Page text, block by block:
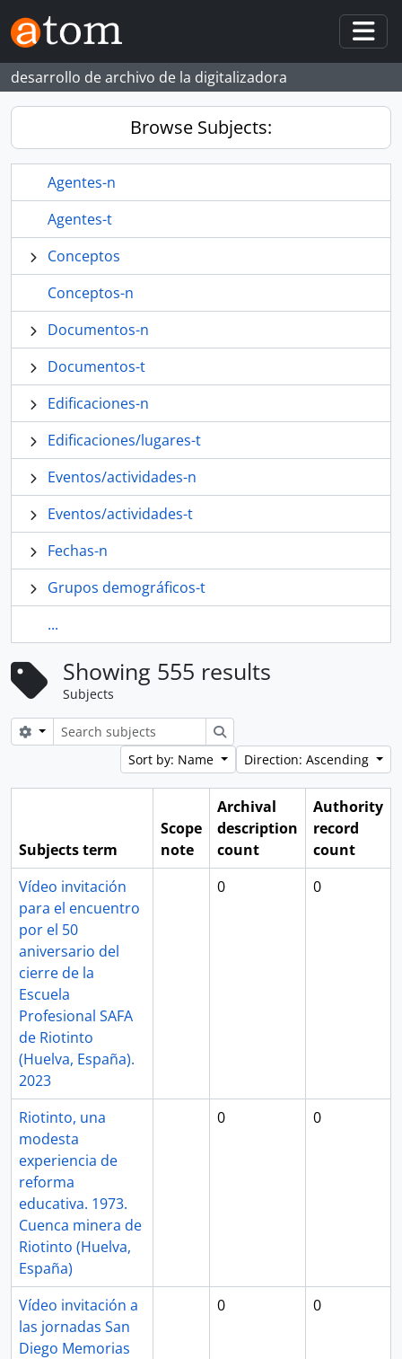
Skip to main content
desarrollo de archivo de la digitalizadora
Browse Subjects:
Agentes-n
Agentes-t
Conceptos
Conceptos-n
Documentos-n
Documentos-t
Edificaciones-n
Edificaciones/lugares-t
Eventos/actividades-n
Eventos/actividades-t
Fechas-n
Grupos demográficos-t
...
Showing 555 results
Subjects
Search options
Search
Sort by: Name
Direction: Ascending
Subjects term
Scope
note
Archival
description
count
Authority
record
count
Vídeo invitación
para el encuentro
por el 50
aniversario del
cierre de la
Escuela
Profesional SAFA
de Riotinto
(Huelva, España).
2023
0 0
Riotinto, una
modesta
experiencia de
reforma
educativa. 1973.
Cuenca minera de
Riotinto (Huelva,
España)
0 0
Vídeo invitación a
las jornadas San
Diego Memorias
0 0